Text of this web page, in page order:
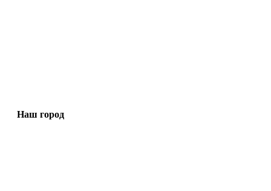
Наш город